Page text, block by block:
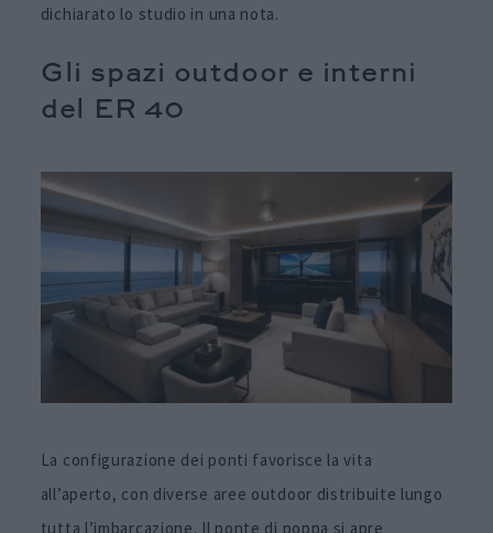
dichiarato lo studio in una nota.
Gli spazi outdoor e interni
del ER 40
La configurazione dei ponti favorisce la vita
all’aperto, con diverse aree outdoor distribuite lungo
tutta l’imbarcazione. Il ponte di poppa si apre